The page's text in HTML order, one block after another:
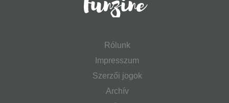
Rólunk
Impresszum
Szerzői jogok
Archív